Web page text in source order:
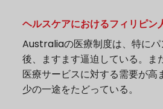
ヘルスケアにおけるフィリピン
Australiaの医療制度は、特に
後、ますます逼迫している。ま
医療サービスに対する需要が高
少の一途をたどっている。